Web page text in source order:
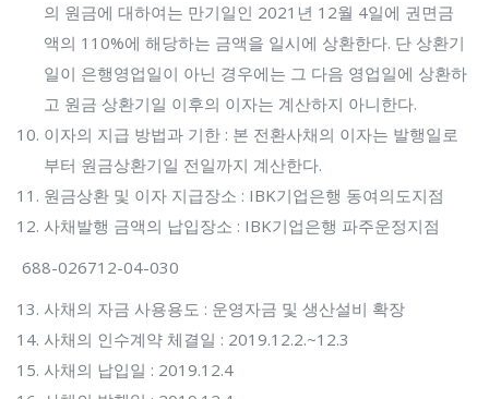
의 원금에 대하여는 만기일인 2021년 12월 4일에 권면금
액의 110%에 해당하는 금액을 일시에 상환한다. 단 상환기
일이 은행영업일이 아닌 경우에는 그 다음 영업일에 상환하
고 원금 상환기일 이후의 이자는 계산하지 아니한다.
이자의 지급 방법과 기한 : 본 전환사채의 이자는 발행일로
부터 원금상환기일 전일까지 계산한다.
원금상환 및 이자 지급장소 : IBK기업은행 동여의도지점
사채발행 금액의 납입장소 : IBK기업은행 파주운정지점
688-026712-04-030
사채의 자금 사용용도 : 운영자금 및 생산설비 확장
사채의 인수계약 체결일 : 2019.12.2.~12.3
사채의 납입일 : 2019.12.4